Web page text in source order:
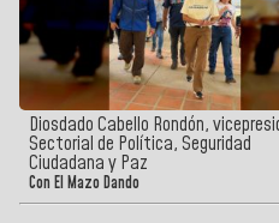
Diosdado Cabello Rondón,
Sectorial de Política, Seguridad
Ciudadana y Paz
Con El Mazo Dando